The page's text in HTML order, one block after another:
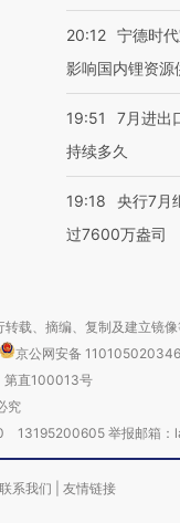
20:12 宁德时
影响国内锂资源
19:51
7月进出
持续多久
19:18
央行7月
过7600万盎司
载、摘编、复制及建立镜像
京公网安备
第直100013号
究
13195200605 举报邮箱：
联系我们 友情链接